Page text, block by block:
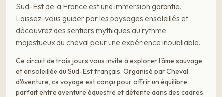
Sud-Est de la France est une immersion garantie.
Laissez-vous guider par les paysages ensoleillés et
découvrez des sentiers mythiques au rythme
majestueux du cheval pour une expérience inoubliable.
Ce circuit de trois jours vous invite à explorer l'âme sauvage
et ensoleillée du Sud-Est français. Organisé par Cheval
d'Aventure, ce voyage est conçu pour offrir un équilibre
parfait entre aventure équestre et détente dans des cadres